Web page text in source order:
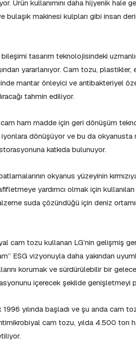
Ürün kullanımını daha hijyenik hale
bulaşık makinesi kulpları gibi insan
tasarım teknolojisindeki
yararlanıyor. Cam tozu,
mantar önleyici ve antibakteriyel
tahmin ediliyor.
cam ham madde için geri dönüşüm
dönüşüyor ve bu da
katkıda bulunuyor.
okyanus yüzeyinin
yardımcı olmak için kullanılan
suda çözündüğü için deniz
cam tozu kullanan LG’nin gelişmiş
ESG vizyonuyla daha yakından
korumak ve sürdürülebilir bir
içerecek şekilde genişletmeyi
yılında başladı ve şu anda cam
cam tozu, yılda 4.500 ton